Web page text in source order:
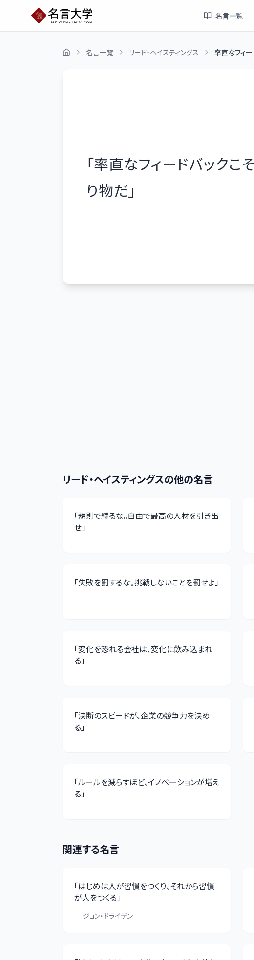
名言一覧
名言一覧 リード・ヘイスティングス 率直なフィ
「率直なフィードバックこ
り物だ」
リード・ヘイスティングスの他の名言
「規則で縛るな。自由で最高の人材を引き出
せ」
「失敗を罰するな。挑戦しないことを罰せよ」
「変化を恐れる会社は、変化に飲み込まれ
る」
「決断のスピードが、企業の競争力を決め
る」
「ルールを減らすほど、イノベーションが増え
る」
関連する名言
「はじめは人が習慣をつくり、それから習慣
が人をつくる」
— ジョン・ドライデン